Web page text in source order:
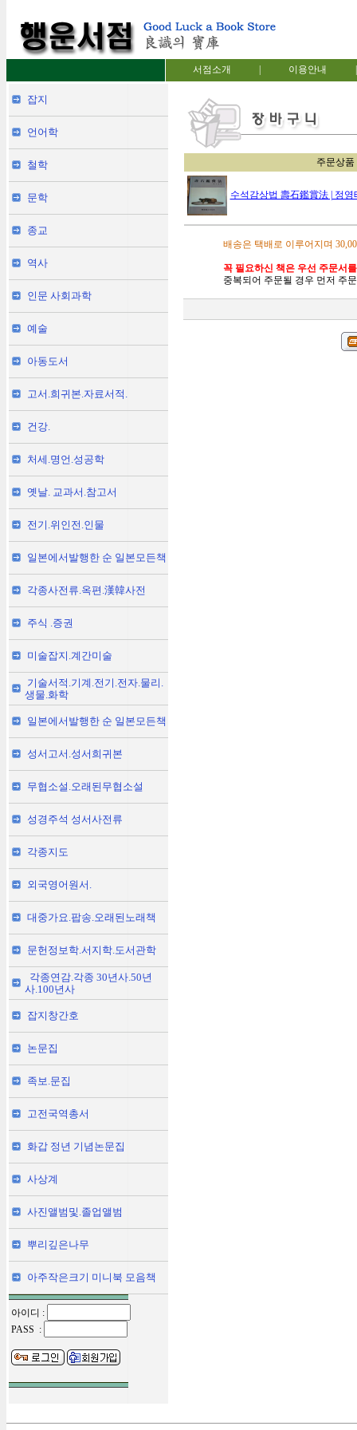
서점소개 이용안내
잡지
언어학
철학
문학
종교
역사
인문 사회과학
예술
아동도서
고서.희귀본.자료서적.
건강.
처세.명언.성공학
옛날. 교과서.참고서
전기.위인전.인물
일본에서발행한 순 일본모든책
각종사전류.옥편.漢韓사전
주식 .증권
미술잡지.계간미술
기술서적.기계.전기.전자.물리.
생물.화학
일본에서발행한 순 일본모든책
성서고서.성서희귀본
무협소설.오래된무협소설
성경주석 성서사전류
각종지도
외국영어원서.
대중가요.팝송.오래된노래책
문헌정보학.서지학.도서관학
각종연감.각종 30년사.50년
사.100년사
잡지창간호
논문집
족보.문집
고전국역총서
화갑 정년 기념논문집
사상계
사진앨범및.졸업앨범
뿌리깊은나무
아주작은크기 미니북 모음책
아이디 :
PASS :
주문상품
수석감상법 壽石鑑賞法 | 정
배송은 택배로 이루어지며
꼭 필요하신 책은 우선 주문서
중복되어 주문될 경우 먼저 주